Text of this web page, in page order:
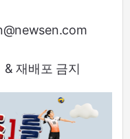
재배포 금지